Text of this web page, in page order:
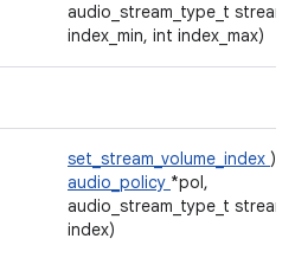
audio_stream_type_t
index_min, int index_max)
set_stream_volume_index
audio_policy *pol,
audio_stream_type_t
index)